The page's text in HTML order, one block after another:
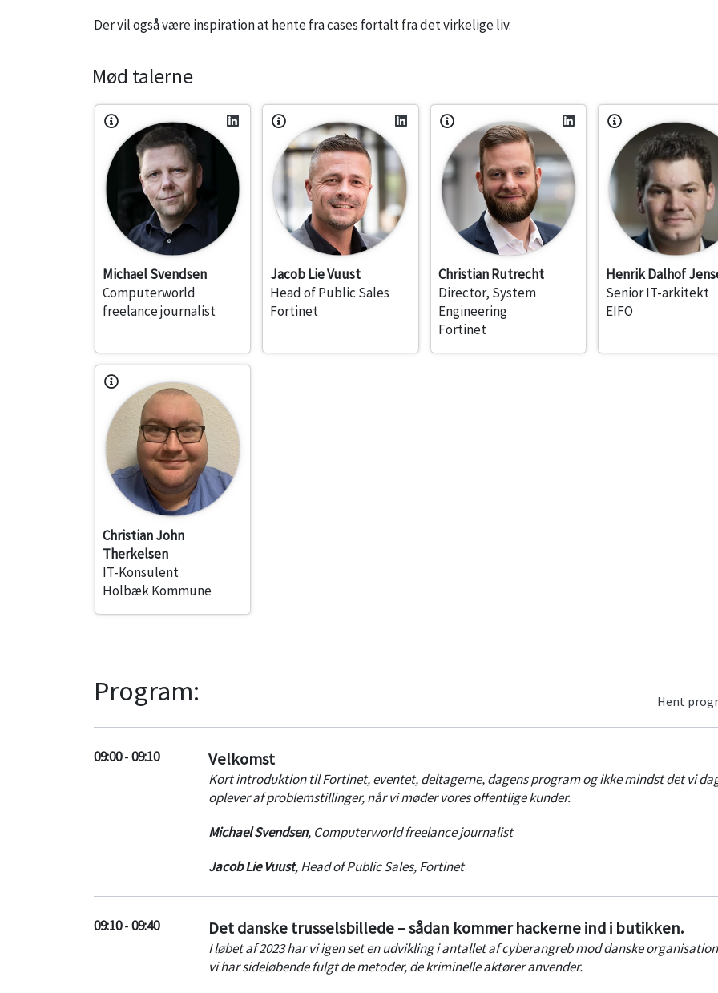
Der vil også være inspiration at hente fra cases fortalt fra det virkelige liv.
Mød talerne
Michael Svendsen
Computerworld
freelance journalist
Jacob Lie Vuust
Head of Public Sales
Fortinet
Christian Rutrecht
Director, System
Engineering
Fortinet
Henrik Dalhof
Senior IT-arkitekt
EIFO
Christian John
Therkelsen
IT-Konsulent
Holbæk Kommune
Program: Hent
09:00-09:10 Velkomst
Kort introduktion til Fortinet, eventet, deltagerne, dagens program og ikke mindst det vi
oplever af problemstillinger, når vi møder vores offentlige kunder.
Michael Svendsen, Computerworld freelance journalist
Jacob Lie Vuust,Head of Public Sales,Fortinet
09:10-09:40 Det danske trusselsbillede – sådan kommer hackerne ind i butikken.
I løbet af 2023 har vi igen set en udvikling i antallet af cyberangreb mod danske
vi har sideløbende fulgt de metoder, de kriminelle aktører anvender.